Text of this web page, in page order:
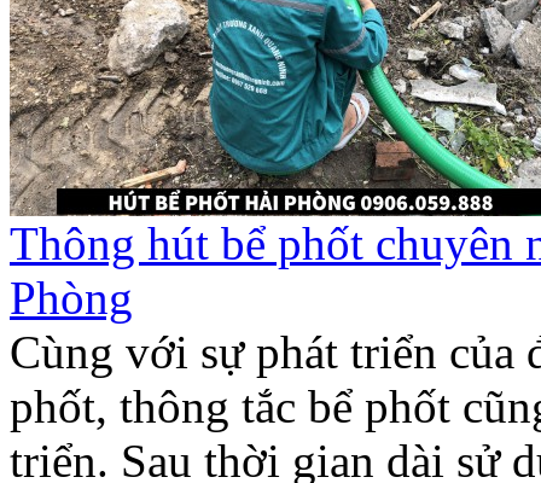
Thông hút bể phốt chuyên
Phòng
Cùng với sự phát triển của
phốt, thông tắc bể phốt
triển. Sau thời gian dài sử